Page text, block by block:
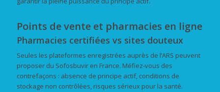
Points de vente et pharmacies en ligne
Pharmacies certifiées vs sites douteux
Seules les plateformes enregistrées auprès de l’ARS peuvent
proposer du Sofosbuvir en France. Méfiez-vous des
contrefaçons : absence de principe actif, conditions de
stockage non contrôlées, risques sérieux pour la santé.